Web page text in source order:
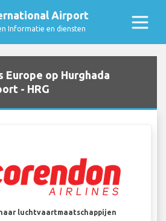
Airport
Informatie en diensten
Europe op Hurghada
- HRG
luchtvaartmaatschappijen